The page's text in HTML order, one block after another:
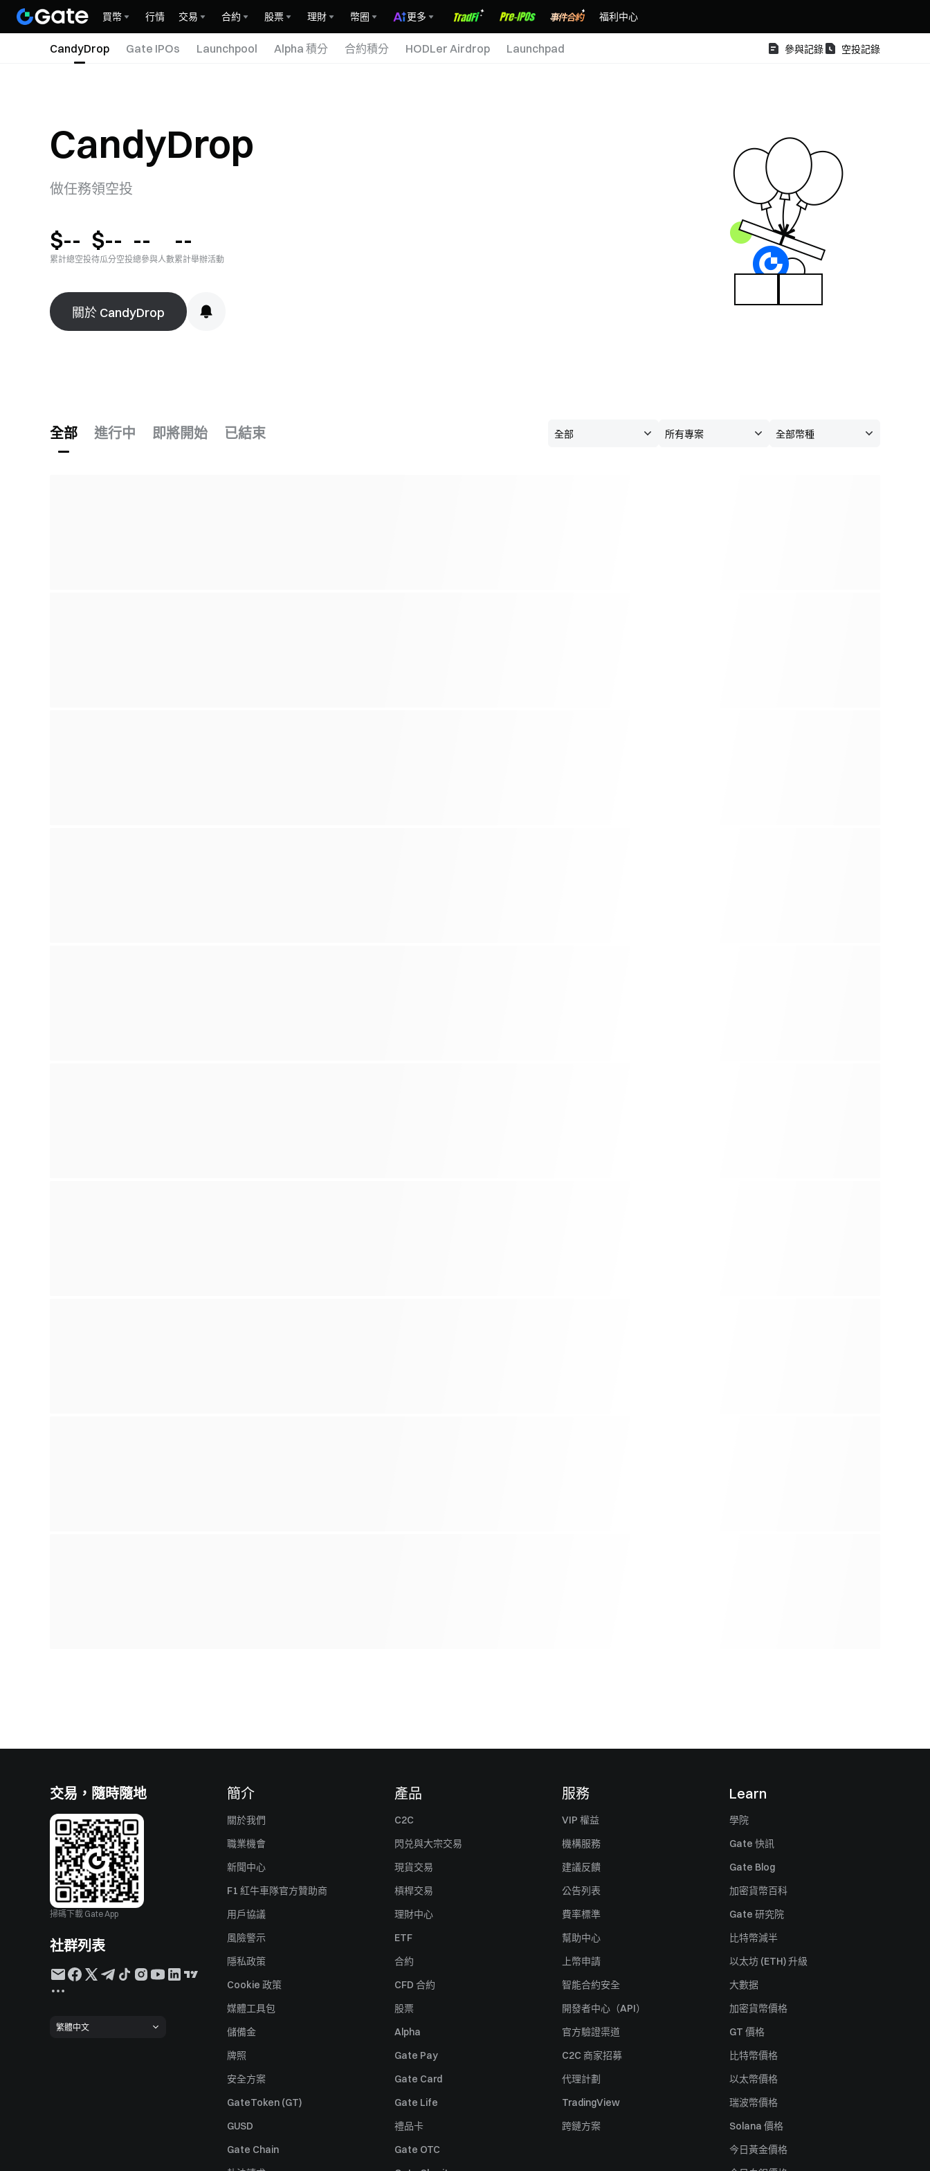
買幣 行情 交易 合約 股票 理財 幣圈 更多 福利中心
CandyDrop Gate IPOs Launchpool Alpha 積分 合約積分 HODLer Airdrop Launchpad 參與記錄 空投記錄
CandyDrop
做任務領空投
$--
累計總空投
$--
待瓜分空投
--
總參與人數
--
累計舉辦活動
關於 CandyDrop
全部 進行中 即將開始 已結束
交易，隨時隨地
掃碼下載 Gate App
社群列表
繁體中文
簡介
關於我們
職業機會
新聞中心
F1 紅牛車隊官方贊助商
用戶協議
風險警示
隱私政策
Cookie 政策
媒體工具包
儲備金
牌照
安全方案
GateToken (GT)
GUSD
Gate Chain
產品
C2C
閃兑與大宗交易
現貨交易
槓桿交易
理財中心
ETF
合約
CFD 合約
股票
Alpha
Gate Pay
Gate Card
Gate Life
禮品卡
Gate OTC
服務
VIP 權益
機構服務
建議反饋
公告列表
費率標準
幫助中心
上幣申請
智能合約安全
開發者中心（API）
官方驗證渠道
C2C 商家招募
代理計劃
TradingView
跨鏈方案
Learn
學院
Gate 快訊
Gate Blog
加密貨幣百科
Gate 研究院
比特幣減半
以太坊 (ETH) 升級
大數据
加密貨幣價格
GT 價格
比特幣價格
以太幣價格
瑞波幣價格
Solana 價格
今日黃金價格